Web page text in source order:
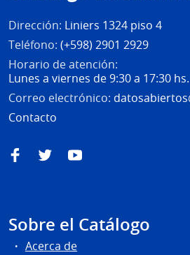
Dirección: Liniers 1324 piso 4
Teléfono: (+598) 2901 2929
Horario de atención:
Lunes a viernes de 9:30 a 17:30 hs.
Correo electrónico:
Contacto
FacebookTwitterYouTube
Sobre el Catálogo
Acerca de